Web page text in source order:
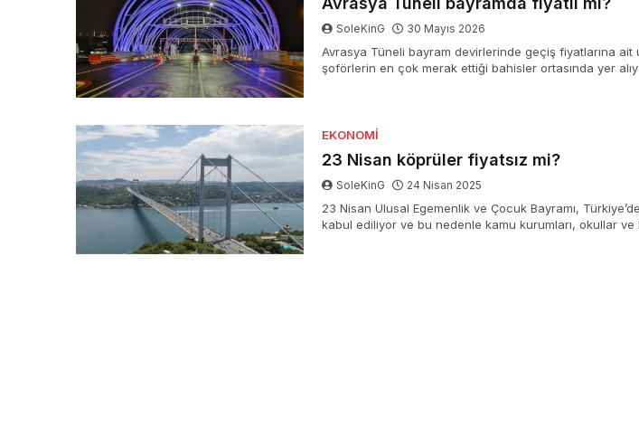
SoleKinG 30 Mayıs 2026
Avrasya Tüneli bayram devirlerinde geçiş fiyatlarına ait
şoförlerin en çok merak ettiği bahisler ortasında yer
bağlayan bu kritik ulaşım sınırında, fiyatlandırma
EKONOMI
23 Nisan köprüler fiyatsız mi?
SoleKinG 24 Nisan 2025
23 Nisan Ulusal Egemenlik ve Çocuk Bayramı,
kabul ediliyor ve bu nedenle kamu kurumları, okullar ve